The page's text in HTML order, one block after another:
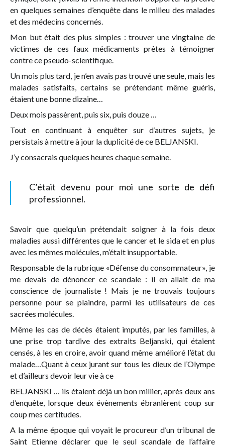
en quelques semaines d’enquête dans le milieu des malades
et des médecins concernés.
Mon but était des plus simples : trouver une vingtaine de
victimes de ces faux médicaments prêtes à témoigner
contre ce pseudo-scientifique.
Un mois plus tard, je n’en avais pas trouvé une seule, mais les
malades satisfaits, certains se prétendant même guéris,
étaient une bonne dizaine…
Deux mois passèrent, puis six, puis douze …
Tout en continuant à enquêter sur d’autres sujets, je
persistais à mettre à jour la duplicité de ce BELJANSKI.
J’y consacrais quelques heures chaque semaine.
C’était devenu pour moi une sorte de défi
professionnel.
Savoir que quelqu’un prétendait soigner à la fois deux
maladies aussi différentes que le cancer et le sida et en plus
avec les mêmes molécules, m’était insupportable.
Responsable de la rubrique «Défense du consommateur», je
me devais de dénoncer ce scandale : il en allait de ma
conscience de journaliste ! Mais je ne trouvais toujours
personne pour se plaindre, parmi les utilisateurs de ces
sacrées molécules.
Même les cas de décès étaient imputés, par les familles, à
une prise trop tardive des extraits Beljanski, qui étaient
censés, à les en croire, avoir quand même amélioré l’état du
malade…Quant à ceux jurant sur tous les dieux de l’Olympe
et d’ailleurs devoir leur vie à ce
BELJANSKI … ils étaient déjà un bon millier, après deux ans
d’enquête, lorsque deux évènements ébranlèrent coup sur
coup mes certitudes.
A la même époque qui voyait le procureur d’un tribunal de
Saint Etienne déclarer que le seul scandale de l’affaire